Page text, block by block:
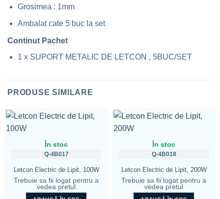
Grosimea : 1mm
Ambalat cate 5 buc la set
Continut Pachet
1 x SUPORT METALIC DE LETCON , 5BUC/SET
PRODUSE SIMILARE
În stoc
Q-4B017
Letcon Electric de Lipit, 100W
Trebuie sa fii logat pentru a
vedea pretul
În stoc
Q-4B018
Letcon Electric de Lipit, 200W
Trebuie sa fii logat pentru a
vedea pretul